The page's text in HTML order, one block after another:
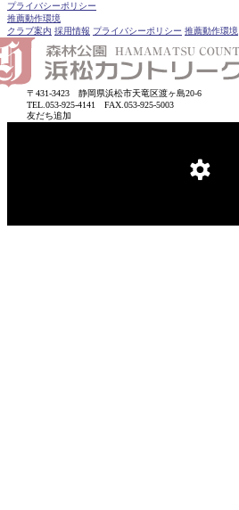
プライバシーポリシー
推薦動作環境
クラブ案内 採用情報 プライバシーポリシー 推薦動作環境
〒431-3423 静岡県浜松市天竜区渡ヶ島20-6
TEL.053-925-4141 FAX.053-925-5003
友だち追加